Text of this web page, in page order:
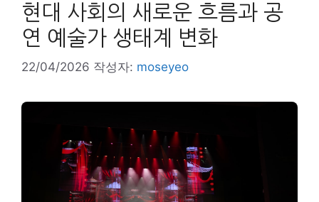
현대 사회의 새로운 흐름과 공
연 예술가 생태계 변화
22/04/2026 작성자: moseyeo